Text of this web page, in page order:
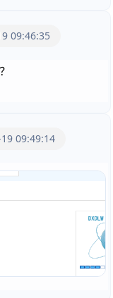
09:46:35
09:49:14